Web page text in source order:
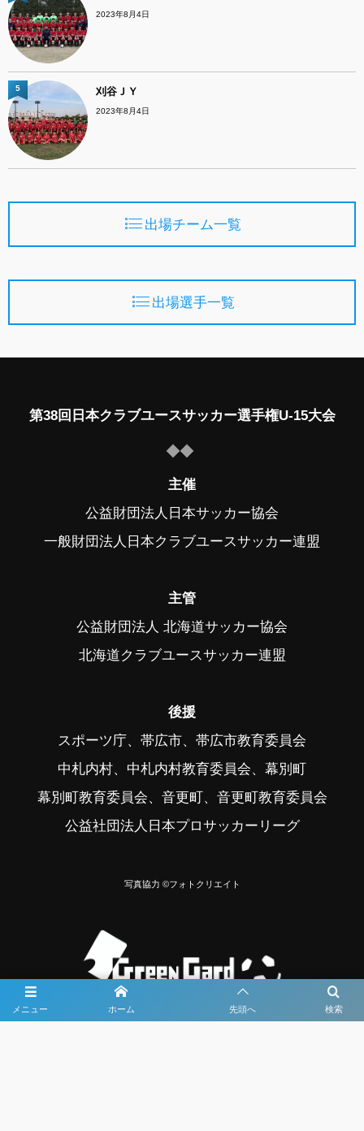
2023年8月4日
刈谷ＪＹ
2023年8月4日
5
出場チーム一覧
出場選手一覧
メニュー 検索
ホーム 先頭へ
第38回日本クラブユースサッカー選手権U-15大会
主催
公益財団法人日本サッカー協会
一般財団法人日本クラブユースサッカー連盟
主管
公益財団法人 北海道サッカー協会
北海道クラブユースサッカー連盟
後援
スポーツ庁、帯広市、帯広市教育委員会
中札内村、中札内村教育委員会、幕別町
幕別町教育委員会、音更町、音更町教育委員会
公益社団法人日本プロサッカーリーグ
写真協力 ©フォトクリエイト